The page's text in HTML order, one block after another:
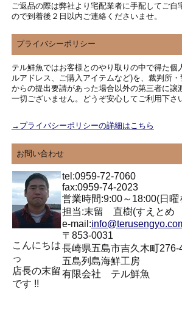
ご返品の際は弊社より宅配業者に手配してご自
ので到着後２日以内ご連絡くださいませ。
プライバシーポリシー
テル鮮魚ではお客様とのやり取りの中で得た個
ルアドレス、ご購入アイテムなど)を、裁判所
からの提出要請があった場合以外の第三者に譲
一切ございません。どうぞ安心してご利用下さ
→プライバシーポリシーの詳細はこちら
お問い合わせ
こんにちは
っ
店長の末留
です !!
tel:0959-72-7060
fax:0959-74-2023
営業時間:9:00～18:00(日曜
担当:末留 直樹(すえとめ
e-mail:
〒853-0031
長崎県五島市吉久木町276-
五島列島海鮮工房
有限会社 テル鮮魚